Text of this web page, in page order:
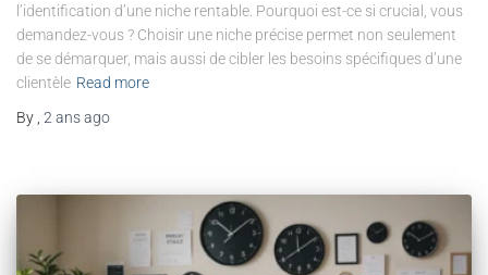
l’identification d’une niche rentable. Pourquoi est-ce si crucial, vous
demandez-vous ? Choisir une niche précise permet non seulement
de se démarquer, mais aussi de cibler les besoins spécifiques d’une
clientèle Read more
By 2 ansago